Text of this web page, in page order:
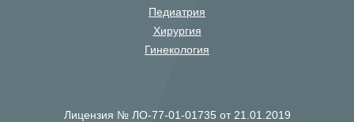
Педиатрия
Хирургия
Гинекология
Лицензия № ЛО-77-01-01735 от 21.01.2019